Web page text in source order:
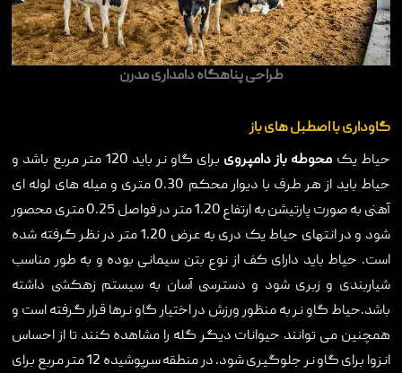
طراحی پناهگاه دامداری مدرن
گاوداری با اصطبل های باز
حیاط یک محوطه باز دامپروی
برای گاو نر باید 120 متر مربع باشد و
حیاط باید از هر طرف با دیوار محکم 0.30 متری و میله های لوله ای
آهنی به صورت پارتیشن به ارتفاع 1.20 متر در فواصل 0.25 متری محصور
شود و در انتهای حیاط یک دری به عرض 1.20 متر در نظر گرفته شده
است. حیاط باید دارای کف از نوع بتن سیمانی بوده و به طور مناسب
شیاربندی و زبری شود و دسترسی آسان به سیستم زهکشی داشته
باشد.حیاط گاو نر به منظور ورزش در اختیار گاو نرها قرار گرفته است و
همچنین می توانند حیوانات دیگر گله را مشاهده کنند تا از احساس
انزوا برای گاو نر جلوگیری شود. در منطقه سرپوشیده 12 متر مربع برای